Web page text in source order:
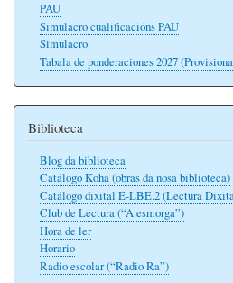
PAU
Simulacro cualificacións PAU
Simulacro
Tabala de ponderaciones 2027
Biblioteca
Blog da biblioteca
Catálogo Koha (obras da nosa biblioteca)
Catálogo dixital E-LBE.2 (Lectura
Club de Lectura (“A esmorga”)
Hora de ler
Horario
Radio escolar (“Radio Ra”)